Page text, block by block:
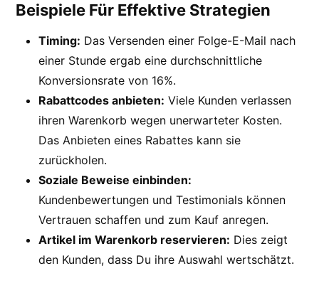
Beispiele Für Effektive Strategien
Timing: Das Versenden einer Folge-E-Mail nach
einer Stunde ergab eine durchschnittliche
Konversionsrate von 16%.
Rabattcodes anbieten: Viele Kunden verlassen
ihren Warenkorb wegen unerwarteter Kosten.
Das Anbieten eines Rabattes kann sie
zurückholen.
Soziale Beweise einbinden:
Kundenbewertungen und Testimonials können
Vertrauen schaffen und zum Kauf anregen.
Artikel im Warenkorb reservieren: Dies zeigt
den Kunden, dass Du ihre Auswahl wertschätzt.